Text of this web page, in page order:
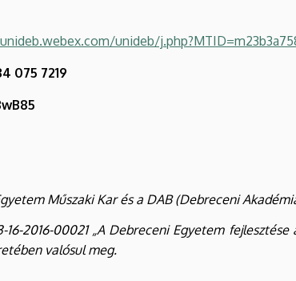
unideb/
075 7219
Műszaki Kar és a DAB (Debreceni
16-2016-00021 „A Debreceni Egyetem
valósul meg.